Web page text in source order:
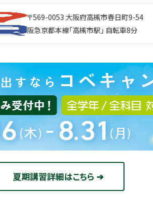
〒569-0053 大阪府高槻市春日町9-54
阪急京都本線「高槻市駅」 自転車8分
夏期講習詳細はこちら ➔